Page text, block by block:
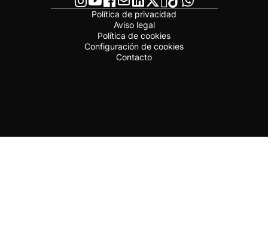
Política de privacidad
Aviso legal
Política de cookies
Configuración de cookies
Contacto